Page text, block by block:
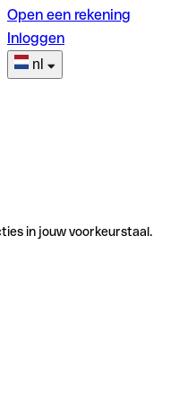
Open een rekening
Inloggen
nl
in jouw voorkeurstaal.